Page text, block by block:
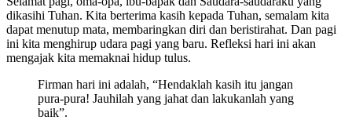
dikasihi Tuhan. Kita berterima kasih kepada Tuhan, semalam kita
dapat menutup mata, membaringkan diri dan beristirahat. Dan pagi
ini kita menghirup udara pagi yang baru. Refleksi hari ini akan
mengajak kita memaknai hidup tulus.
Firman hari ini adalah, “Hendaklah kasih itu jangan
pura-pura! Jauhilah yang jahat dan lakukanlah yang
baik”.